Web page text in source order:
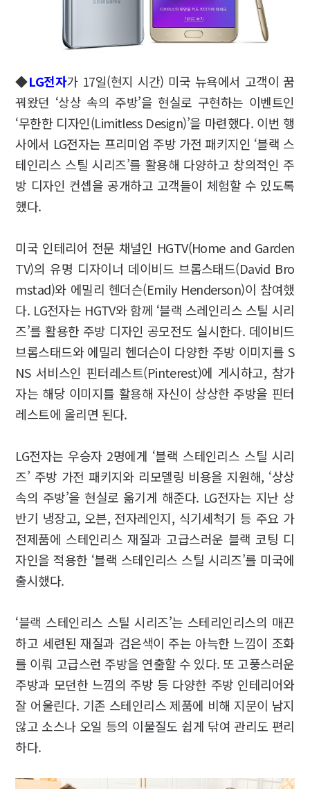
◆LG전자가 17일(현지 시간) 미국 뉴욕에서 고객이 꿈
꿔왔던 ‘상상 속의 주방’을 현실로 구현하는 이벤트인
‘무한한 디자인(Limitless Design)’을 마련했다. 이번 행
사에서 LG전자는 프리미엄 주방 가전 패키지인 ‘블랙 스
테인리스 스틸 시리즈’를 활용해 다양하고 창의적인 주
방 디자인 컨셉을 공개하고 고객들이 체험할 수 있도록
했다.
미국 인테리어 전문 채널인 HGTV(Home and Garden
TV)의 유명 디자이너 데이비드 브롬스태드(David Bro
mstad)와 에밀리 헨더슨(Emily Henderson)이 참여했
다. LG전자는 HGTV와 함께 ‘블랙 스레인리스 스틸 시리
즈’를 활용한 주방 디자인 공모전도 실시한다. 데이비드
브롬스태드와 에밀리 헨더슨이 다양한 주방 이미지를 S
NS 서비스인 핀터레스트(Pinterest)에 게시하고, 참가
자는 해당 이미지를 활용해 자신이 상상한 주방을 핀터
레스트에 올리면 된다.
LG전자는 우승자 2명에게 ‘블랙 스테인리스 스틸 시리
즈’ 주방 가전 패키지와 리모델링 비용을 지원해, ‘상상
속의 주방’을 현실로 옮기게 해준다. LG전자는 지난 상
반기 냉장고, 오븐, 전자레인지, 식기세척기 등 주요 가
전제품에 스테인리스 재질과 고급스러운 블랙 코팅 디
자인을 적용한 ‘블랙 스테인리스 스틸 시리즈’를 미국에
출시했다.
‘블랙 스테인리스 스틸 시리즈’는 스테리인리스의 매끈
하고 세련된 재질과 검은색이 주는 아늑한 느낌이 조화
를 이뤄 고급스런 주방을 연출할 수 있다. 또 고풍스러운
주방과 모던한 느낌의 주방 등 다양한 주방 인테리어와
잘 어울린다. 기존 스테인리스 제품에 비해 지문이 남지
않고 소스나 오일 등의 이물질도 쉽게 닦여 관리도 편리
하다.